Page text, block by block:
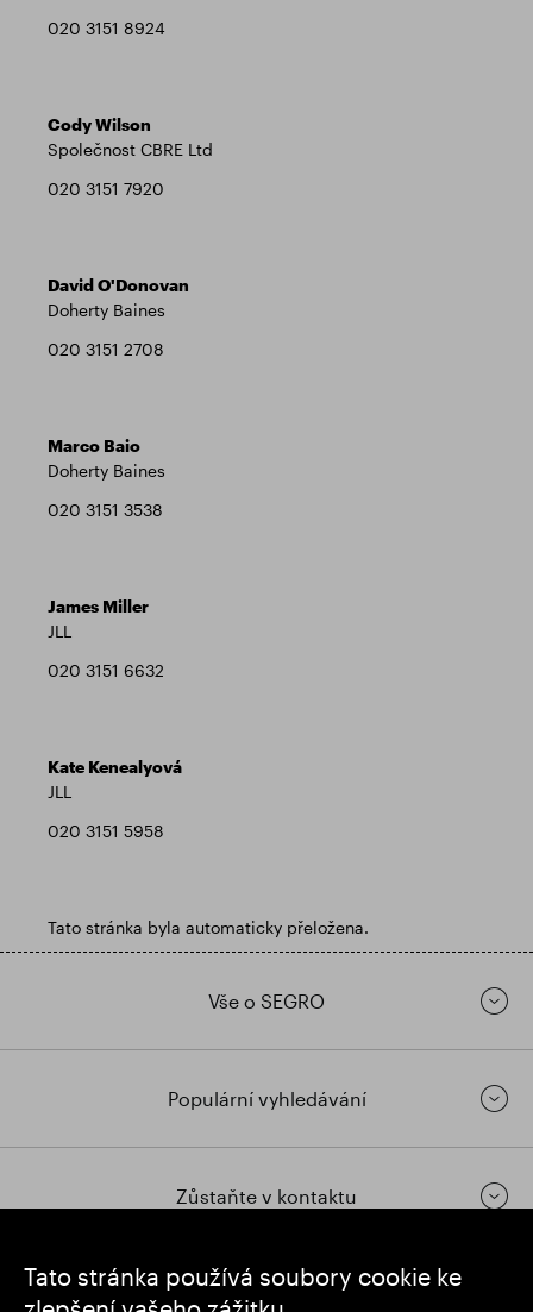
Tato stránka používá soubory cookie ke
020 3151 8924
Cody Wilson
Společnost CBRE Ltd
020 3151 7920
David O'Donovan
Doherty Baines
020 3151 2708
Marco Baio
Doherty Baines
020 3151 3538
James Miller
JLL
020 3151 6632
Kate Kenealyová
JLL
020 3151 5958
Tato stránka byla automaticky přeložena.
Vše o SEGRO
Populární vyhledávání
Zůstaňte v kontaktu
https://www.linkedin.com/
https://www.youtube.com/
https://twitter.com/